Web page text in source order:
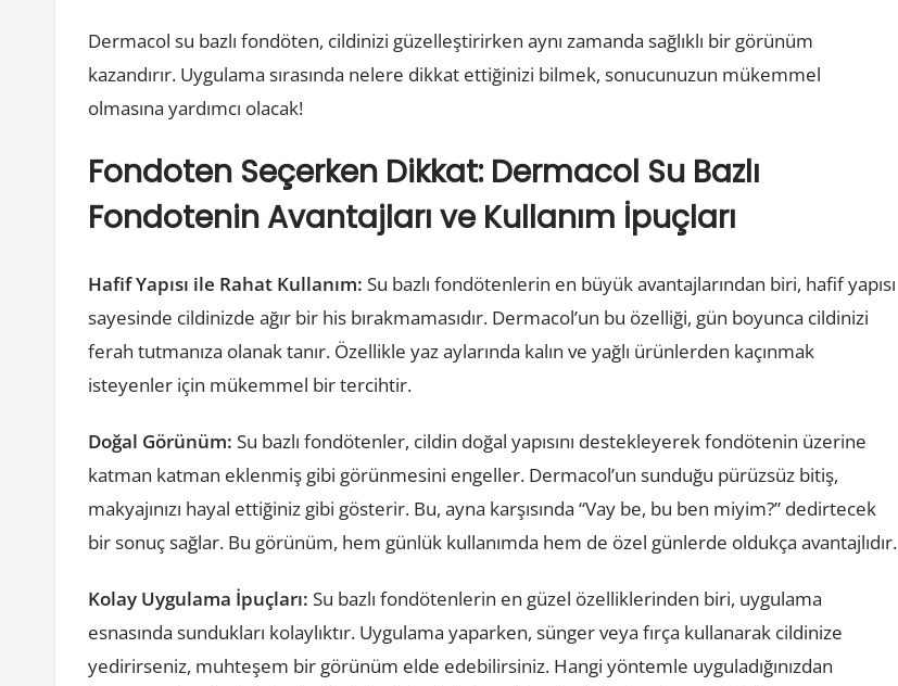
Dermacol su bazlı fondöten, cildinizi güzelleştirirken aynı zamanda sağlıklı bir görünüm
kazandırır. Uygulama sırasında nelere dikkat ettiğinizi bilmek, sonucunuzun mükemmel
olmasına yardımcı olacak!
Fondoten Seçerken Dikkat: Dermacol Su Bazlı
Fondotenin Avantajları ve Kullanım İpuçları
Hafif Yapısı ile Rahat Kullanım: Su bazlı fondötenlerin en büyük avantajlarından biri, hafif yapısı
sayesinde cildinizde ağır bir his bırakmamasıdır. Dermacol’un bu özelliği, gün boyunca cildinizi
ferah tutmanıza olanak tanır. Özellikle yaz aylarında kalın ve yağlı ürünlerden kaçınmak
isteyenler için mükemmel bir tercihtir.
Doğal Görünüm: Su bazlı fondötenler, cildin doğal yapısını destekleyerek fondötenin üzerine
katman katman eklenmiş gibi görünmesini engeller. Dermacol’un sunduğu pürüzsüz bitiş,
makyajınızı hayal ettiğiniz gibi gösterir. Bu, ayna karşısında “Vay be, bu ben miyim?” dedirtecek
bir sonuç sağlar. Bu görünüm, hem günlük kullanımda hem de özel günlerde oldukça avantajlıdır.
Kolay Uygulama İpuçları: Su bazlı fondötenlerin en güzel özelliklerinden biri, uygulama
esnasında sundukları kolaylıktır. Uygulama yaparken, sünger veya fırça kullanarak cildinize
yedirirseniz, muhteşem bir görünüm elde edebilirsiniz. Hangi yöntemle uyguladığınızdan